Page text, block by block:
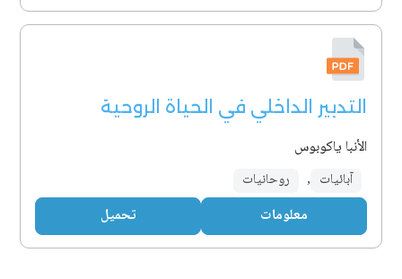
التدبير الداخلي في الحياة الروحية
الأنبا ياكوبوس
آبائيات , روحانيات
معلومات تحميل